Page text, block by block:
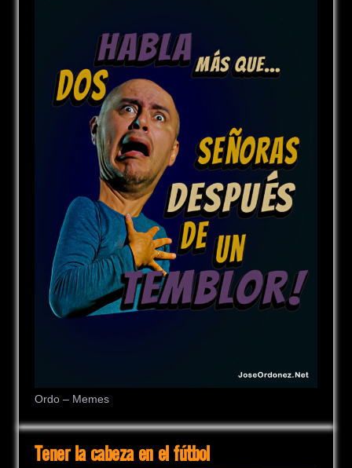
Ordo – Memes
Tener la cabeza en el fútbol